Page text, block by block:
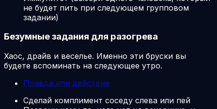
не будет пить при следующем групповом
задании)
Безумные задания для разогрева
Хаос, драйв и веселье. Именно эти бруски вы
будете вспоминать на следующее утро.
Правда или действие
Сделай комплимент соседу слева или пей